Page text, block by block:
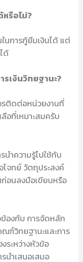
หรือไม่?
นการกู้ยืมเงินได้ แต่
ด้
เงินวิทยฐานะ?
ติดต่อหน่วยงานที่
อที่เหมาะสมครับ
นำความรู้ไปใช้กับ
โจทย์ วัตถุประสงค์
อนลงมือเขียนหรือ
องกับ การจัดหลัก
ฑ์วิทยฐานะและการ
ะหว่างหัวข้อ
นำเสนอเสมอ